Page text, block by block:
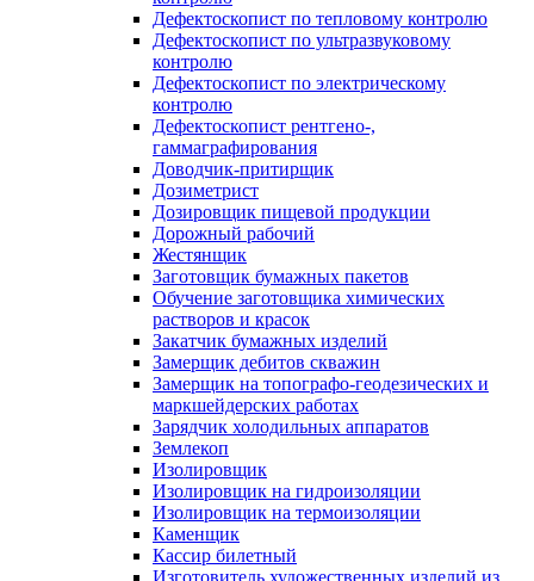
Дефектоскопист по тепловому контролю
Дефектоскопист по ультразвуковому
контролю
Дефектоскопист по электрическому
контролю
Дефектоскопист рентгено-,
гаммаграфирования
Доводчик-притирщик
Дозиметрист
Дозировщик пищевой продукции
Дорожный рабочий
Жестянщик
Заготовщик бумажных пакетов
Обучение заготовщика химических
растворов и красок
Закатчик бумажных изделий
Замерщик дебитов скважин
Замерщик на топографо-геодезических и
маркшейдерских работах
Зарядчик холодильных аппаратов
Землекоп
Изолировщик
Изолировщик на гидроизоляции
Изолировщик на термоизоляции
Каменщик
Кассир билетный
Изготовитель художественных изделий из